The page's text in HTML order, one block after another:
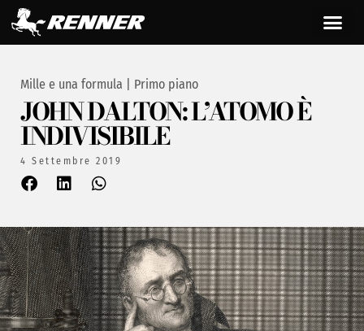
Mille e una formula Primo piano
JOHN DALTON: L’ATOMO È
INDIVISIBILE
4 Settembre 2019